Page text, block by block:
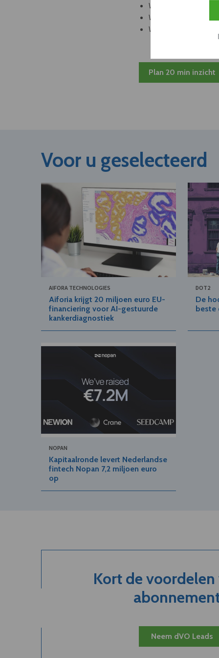
Welke leveranciers
Welke bedrijven
Welke partners en
Plan 20 min inzicht
Voor u geselecteerd
AIFORA TECHNOLOGIES
Aiforia krijgt 20 miljoen euro EU-
financiering voor AI-gestuurde
kankerdiagnostiek
DOT2
De
beste
NOPAN
Kapitaalronde levert Nederlandse
fintech Nopan 7,2 miljoen euro
op
Kort de voordelen
Neem dVO Leads